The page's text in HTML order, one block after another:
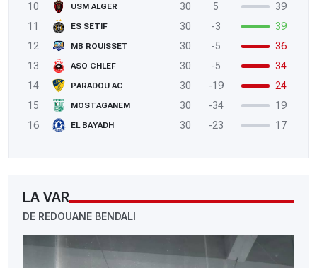
10
USM ALGER 30 5
39
11
ES SETIF 30 -3
39
12
MB ROUISSET 30 -5
36
13
ASO CHLEF 30 -5
34
14
PARADOU AC 30 -19
24
15
MOSTAGANEM 30 -34
19
16
EL BAYADH 30 -23 17
LA VAR
DE REDOUANE BENDALI